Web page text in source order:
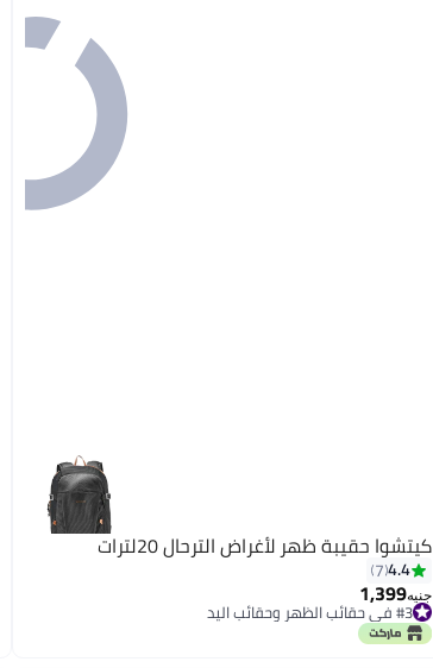
كيتشوا حقيبة ظهر لأغراض الترحال 20لترات
4.4
7
جنيه1,399
#3 في حقائب الظهر وحقائب اليد
توصيل مجاني
#3 في حقائب الظهر وحقائب اليد